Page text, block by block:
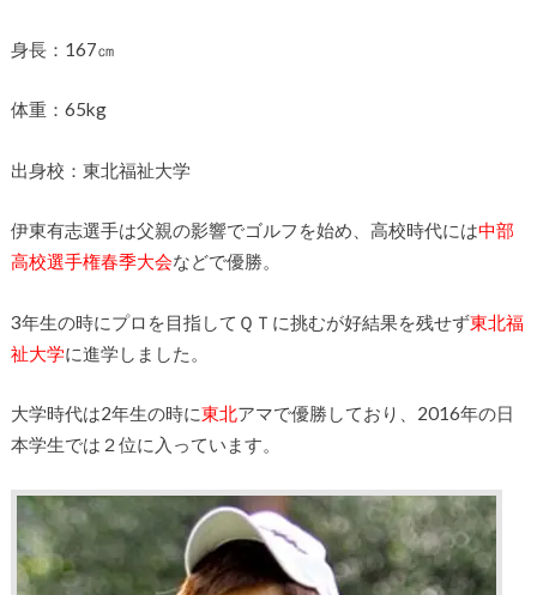
身長：167㎝
体重：65kg
出身校：東北福祉大学
伊東有志選手は父親の影響でゴルフを始め、高校時代には中部
高校選手権春季大会などで優勝。
3年生の時にプロを目指してＱＴに挑むが好結果を残せず東北福
祉大学に進学しました。
大学時代は2年生の時に東北アマで優勝しており、2016年の日
本学生では２位に入っています。